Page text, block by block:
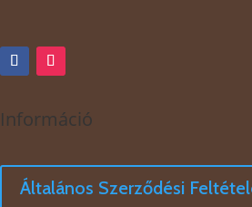
Információ
Általános Szerződési